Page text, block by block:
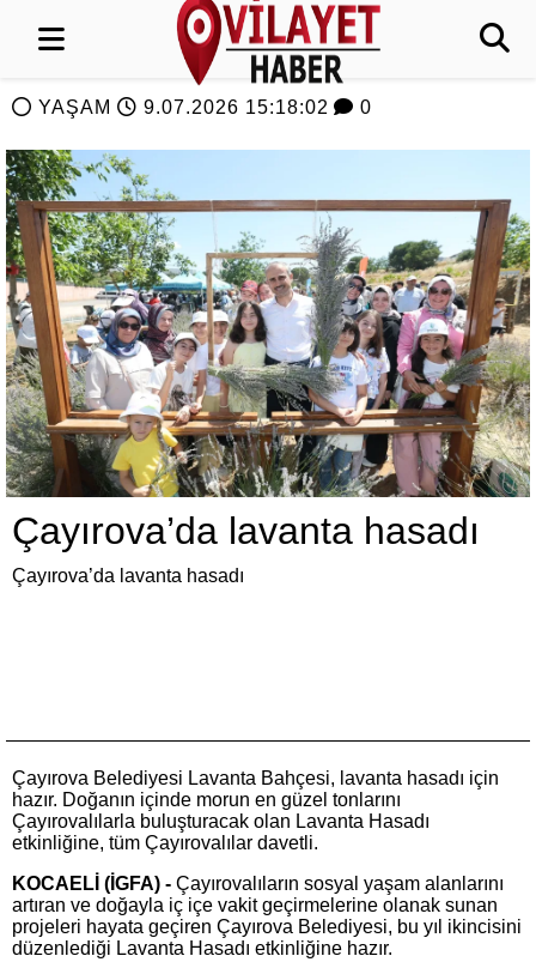
YAŞAM 9.07.2026 15:18:02 0
Çayırova’da lavanta hasadı
Çayırova’da lavanta hasadı
Çayırova Belediyesi Lavanta Bahçesi, lavanta hasadı için
hazır. Doğanın içinde morun en güzel tonlarını
Çayırovalılarla buluşturacak olan Lavanta Hasadı
etkinliğine, tüm Çayırovalılar davetli.
KOCAELİ (İGFA) - Çayırovalıların sosyal yaşam alanlarını
artıran ve doğayla iç içe vakit geçirmelerine olanak sunan
projeleri hayata geçiren Çayırova Belediyesi, bu yıl ikincisini
düzenlediği Lavanta Hasadı etkinliğine hazır.